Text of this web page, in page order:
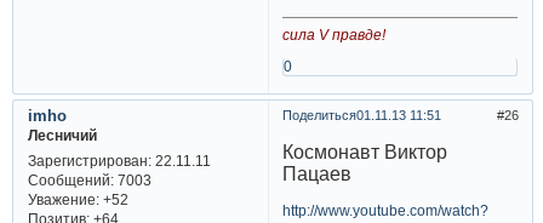
сила V правде!
0
Поделиться 26
01.11.13 11:51
imho
Лесничий
Зарегистрирован: 22.11.11
Сообщений:7003
Уважение: +52
Позитив: +64
Космонавт Виктор
Пацаев
http://www.youtube.com/watch?